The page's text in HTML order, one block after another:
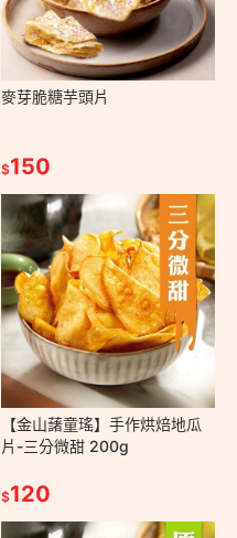
麥芽脆糖芋頭片
$150
【金山藷童瑤】手作烘焙地瓜
片-三分微甜 200g
$120